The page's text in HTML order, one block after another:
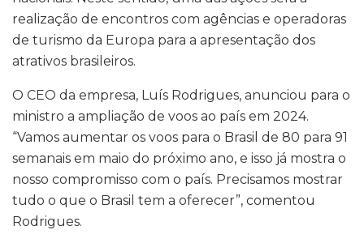
realização de encontros com agências e operadoras
de turismo da Europa para a apresentação dos
atrativos brasileiros.
O CEO da empresa, Luís Rodrigues, anunciou para o
ministro a ampliação de voos ao país em 2024.
“Vamos aumentar os voos para o Brasil de 80 para 91
semanais em maio do próximo ano, e isso já mostra o
nosso compromisso com o país. Precisamos mostrar
tudo o que o Brasil tem a oferecer”, comentou
Rodrigues.